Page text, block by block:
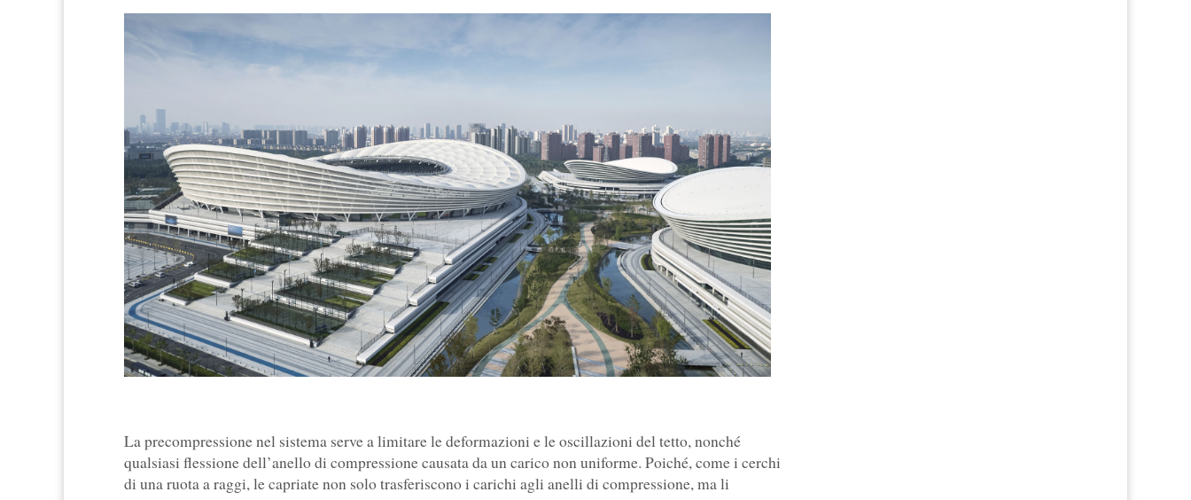
La precompressione nel sistema serve a limitare le deformazioni e le oscillazioni del tetto, nonché
qualsiasi flessione dell’anello di compressione causata da un carico non uniforme. Poiché, come i cerchi
di una ruota a raggi, le capriate non solo trasferiscono i carichi agli anelli di compressione, ma li